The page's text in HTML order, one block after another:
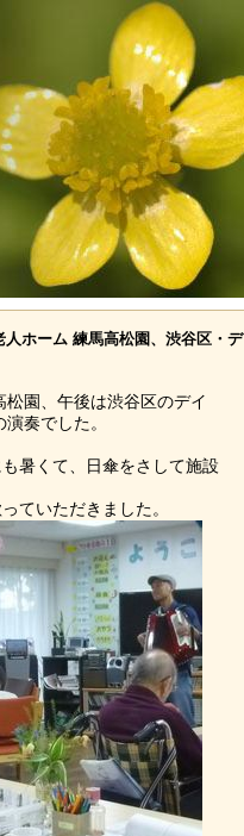
ホーム 練馬高松園、渋谷区・デ
園、午後は渋谷区のデイ
奏でした。
暑くて、日傘をさして施設
ていただきました。